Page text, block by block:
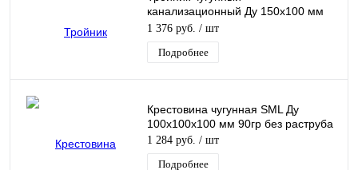
канализационный Ду 150х100 мм
45гр безнапорный косой Кронтиф
1 376 руб. / шт
Подробнее
Крестовина чугунная SML Ду
100х100х100 мм 90гр без раструба
1 284 руб. / шт
Подробнее